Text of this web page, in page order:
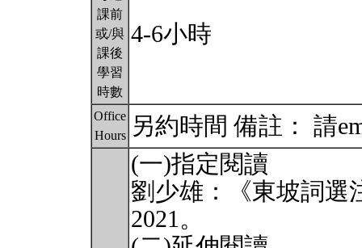
課前
或/與
課後
學習
時數
4-6小時
Office
Hours
另約時間 備註： 請
(一)指定閱讀
劉少雄：《東坡詞選
2021。